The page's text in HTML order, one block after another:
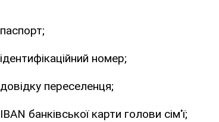
паспорт;
ідентифікаційний номер;
довідку переселенця;
IBAN банківської карти голови сім'ї;